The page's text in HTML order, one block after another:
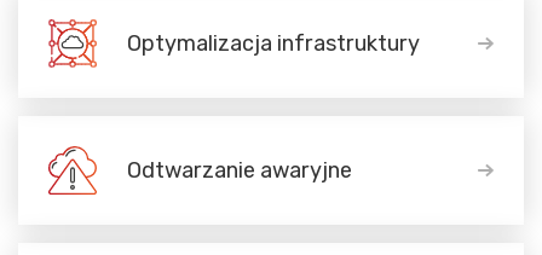
Optymalizacja infrastruktury
Odtwarzanie awaryjne